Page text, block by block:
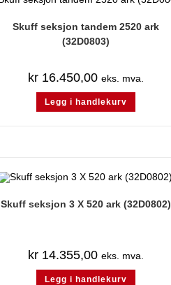
Skuff seksjon tandem 2520 ark
(32D0803)
kr16.450,00 eks. mva.
Legg i handlekurv
Skuff seksjon 3 X 520 ark (32D0802)
kr14.355,00 eks. mva.
Legg i handlekurv